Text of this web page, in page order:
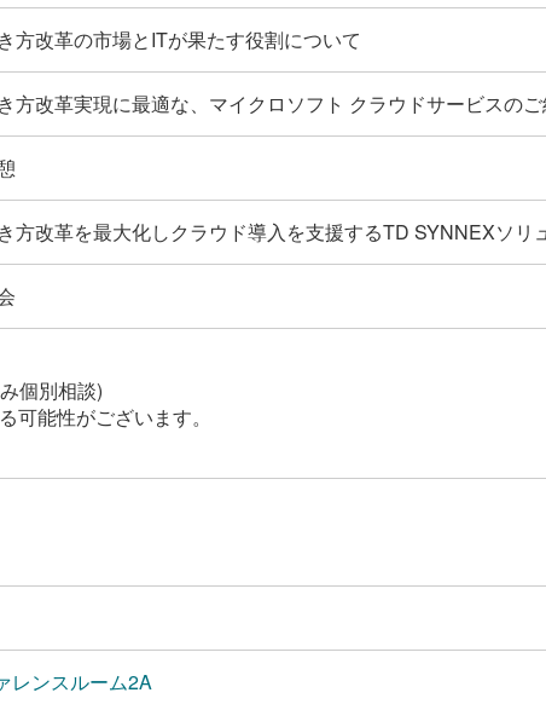
方改革の市場とITが果たす役割について
方改革実現に最適な、マイクロソフト クラウドサービスの
方改革を最大化しクラウド導入を支援するTD SYNNEXソリ
個別相談)
可能性がございます。
レンスルーム2A